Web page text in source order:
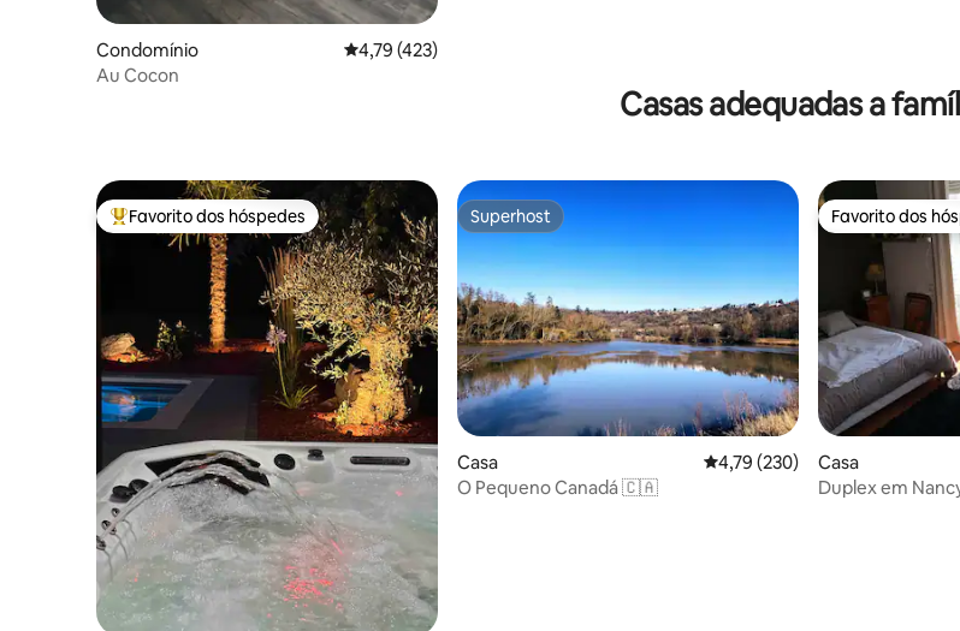
Condomínio Classificação média de 4,79 em 5 estrelas, 423avaliações
4,79 (423)
Au Cocon
Casas adequadas a
Favoritos dos hóspedes mais apreciados
Favorito dos hóspedes Superhost
Superhost
Casa Classificação média de 4,79
4,79 (230)
O Pequeno Canadá 🇨🇦
Favorito dos
Favorito dos
Casa
Duplex em